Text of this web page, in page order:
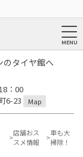
のタイヤ館へ
：00
6-23
Map
店舗おス
スメ情報
車も大
掃除！